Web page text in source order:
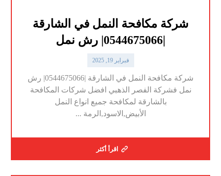
شركة مكافحة النمل في الشارقة
فبراير 19, 2025
شركة مكافحة النمل في الشارقة |0544675066| رش
نمل فشركة الفصر الذهبي افضل شركات المكافحة
بالشارقة لمكافحة جميع انواع النمل
الأبيض,الاسود,الرمة ...
اقرأ أكثر